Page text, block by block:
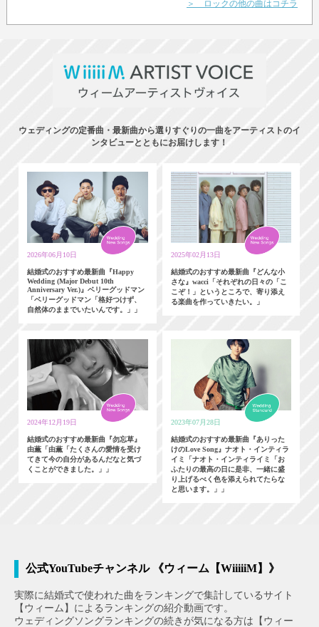
＞ ロックの他の曲はコチラ
ウェディングの定番曲・最新曲から選りすぐりの一曲をアーティストのイ
ンタビューとともにお届けします！
2026年06月10日
結婚式のおすすめ最新曲『Happy
Wedding (Major Debut 10th
Anniversary Ver.)』ベリーグッドマン
「ベリーグッドマン「格好つけず、
自然体のままでいたいんです。」」
2025年02月13日
結婚式のおすすめ最新曲『どんな小
さな』wacci「それぞれの日々の「こ
こぞ！」というところで、寄り添え
る楽曲を作っていきたい。」
2024年12月19日
結婚式のおすすめ最新曲『勿忘草』
由薫「由薫「たくさんの愛情を受け
てきて今の自分があるんだなと気づ
くことができました。」」
2023年07月28日
結婚式のおすすめ最新曲『ありった
けのLove Song』ナオト・インティラ
イミ「ナオト・インティライミ「お
ふたりの最高の日に是非、一緒に盛
り上げるべく色を添えられてたらな
と思います。」」
公式YouTubeチャンネル 《ウィーム【WiiiiiM】》
実際に結婚式で使われた曲をランキングで集計しているサイト
【ウィーム】によるランキングの紹介動画です。
ウェディングソングランキングの続きが気になる方は【ウィー